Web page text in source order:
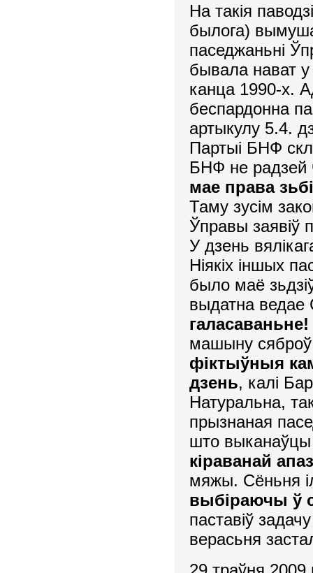
На такія
былога)
паседжаньні
бывала нават у
канца 1990-х.
беспардонна
артыкулу 5.4.
Партыі БНФ
БНФ не
мае права
Таму зусім
Ўправы заявіў
У дзень
Ніякіх іншых
было маё
выдатна
галасаваньне!
машыну сяброў
фіктыўныя
дзень, калі
Натуральна,
прызнаная
што
кіраванай
мяжы. Сёньня
выбіраючы ў
паставіў
верасьня